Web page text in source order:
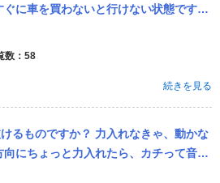
に車を買わないと行けない状態ですが
SUV・コンパクトSUVを教...
数： 58
続きを見る
るものですか？ 力入れなきゃ、動かな
にちょっと力入れたら、カチって音も
す